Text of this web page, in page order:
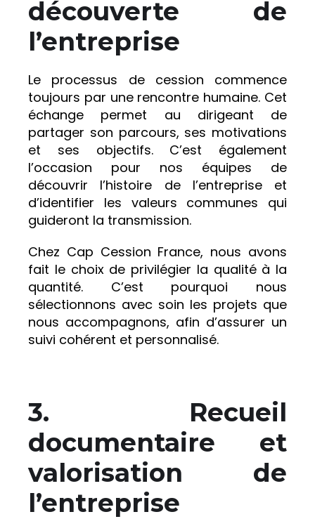
découverte de
l’entreprise
Le processus de cession commence
toujours par une rencontre humaine. Cet
échange permet au dirigeant de
partager son parcours, ses motivations
et ses objectifs. C’est également
l’occasion pour nos équipes de
découvrir l’histoire de l’entreprise et
d’identifier les valeurs communes qui
guideront la transmission.
Chez Cap Cession France, nous avons
fait le choix de privilégier la qualité à la
quantité. C’est pourquoi nous
sélectionnons avec soin les projets que
nous accompagnons, afin d’assurer un
suivi cohérent et personnalisé.
3. Recueil
documentaire et
valorisation de
l’entreprise